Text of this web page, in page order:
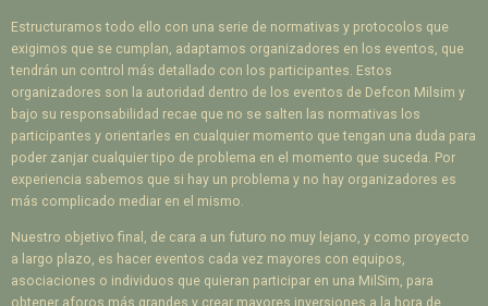
Estructuramos todo ello con una serie de normativas y protocolos que
exigimos que se cumplan, adaptamos organizadores en los eventos, que
tendrán un control más detallado con los participantes. Estos
organizadores son la autoridad dentro de los eventos de Defcon Milsim y
bajo su responsabilidad recae que no se salten las normativas los
participantes y orientarles en cualquier momento que tengan una duda para
poder zanjar cualquier tipo de problema en el momento que suceda. Por
experiencia sabemos que si hay un problema y no hay organizadores es
más complicado mediar en el mismo.
Nuestro objetivo final, de cara a un futuro no muy lejano, y como proyecto
a largo plazo, es hacer eventos cada vez mayores con equipos,
asociaciones o individuos que quieran participar en una MilSim, para
obtener aforos más grandes y crear mayores inversiones a la hora de